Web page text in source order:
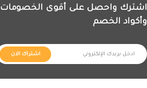
اشترك واحصل على أقوى الخصومات
وأكواد الخصم
اشتراك الان